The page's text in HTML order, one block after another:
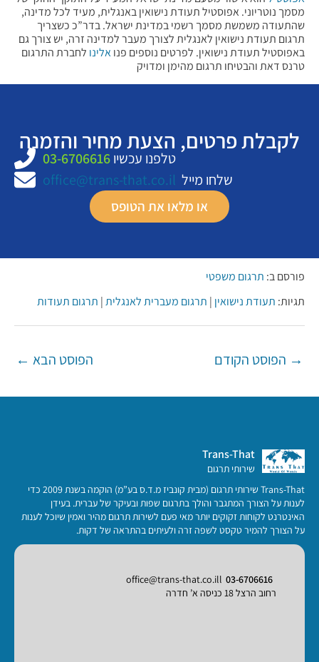
מסמך נוטריוני. אפוסטיל תעודת נישואין באנגלית, מעיד לכל מדינה,
שהתעודה משמשת מסמך רשמי במדינת ישראל. בדר”כ כשצריך
תרגום תעודת נישואין לאנגלית לצורך מעבר למדינה זרה, יש צורך גם
באפוסטיל תעודת נישואין. לפרטים נוספים פנואלינו לחברת התרגום
טרנס דאת והבטיחו תרגום מהימן ומדויק
לקבלת פרטים, הצעת מחיר והזמנה
טלפנו עכשיו03-6706616
שלחו מייל office@trans-that.co.il
או מלאו את הטופס
פורסם ב: תרגום משפטי
תגיות: תעודת נישואין | תרגום מעברית לאנגלית| תרגום תעודות
navigation
→ הפוסט הקודם הפוסט הבא ←
Trans-That
שירותי תרגום
Trans-That שירותי תרגום (מבית קונביז מ.ד.ס בע”מ) הוקמה בשנת 2009 כדי
לענות על הצורך המתגבר והולך בתרגום שפות ובעיקר של עברית. בעידן
האינטרנט לקוחות זקוקים יותר מאי פעם לשירות תרגום מהיר ואמין שיוכל לענות
על הצורך להמיר טקסט לשפה זרה ולעיתים בהתראה של דקות.
03-6706616
office@trans-that.co.ill
רחוב הרצל 18 כניסה א’ חדרה